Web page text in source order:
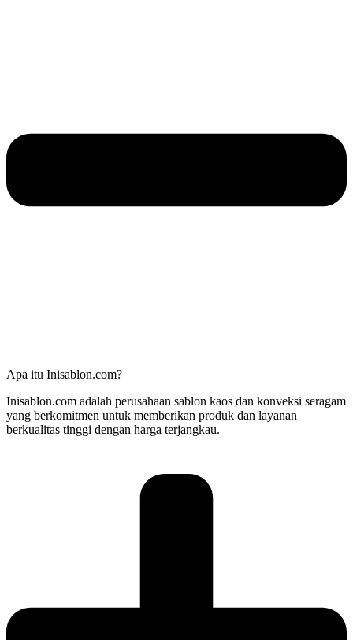
Apa itu Inisablon.com?
Inisablon.com adalah perusahaan sablon kaos dan konveksi seragam
yang berkomitmen untuk memberikan produk dan layanan
berkualitas tinggi dengan harga terjangkau.